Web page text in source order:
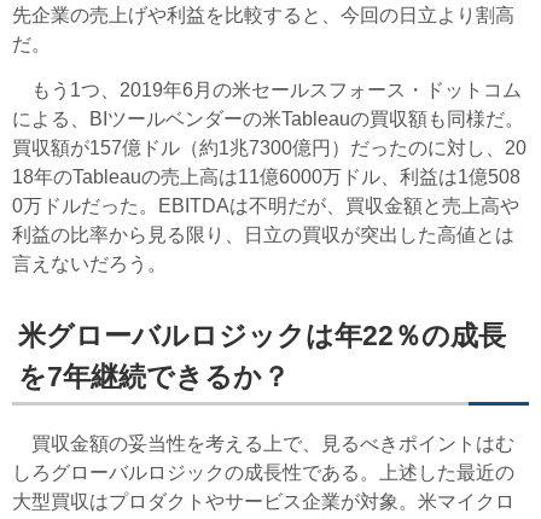
先企業の売上げや利益を比較すると、今回の日立より割高
だ。
もう1つ、2019年6月の米セールスフォース・ドットコム
による、BIツールベンダーの米Tableauの買収額も同様だ。
買収額が157億ドル（約1兆7300億円）だったのに対し、20
18年のTableauの売上高は11億6000万ドル、利益は1億508
0万ドルだった。EBITDAは不明だが、買収金額と売上高や
利益の比率から見る限り、日立の買収が突出した高値とは
言えないだろう。
米グローバルロジックは年22％の成長
を7年継続できるか？
買収金額の妥当性を考える上で、見るべきポイントはむ
しろグローバルロジックの成長性である。上述した最近の
大型買収はプロダクトやサービス企業が対象。米マイクロ